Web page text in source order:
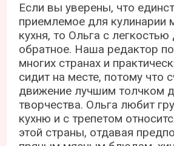
Если вы уверены, что
приемлемое для кулинарии
кухня, то Ольга с
обратное. Наша редактор
многих странах и
сидит на месте, потому что
движение лучшим толчком
творчества. Ольга любит
кухню и с трепетом
этой страны, отдавая